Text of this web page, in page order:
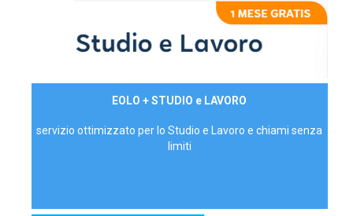
EOLO + STUDIO e LAVORO
servizio ottimizzato per lo Studio e Lavoro e chiami senza
limiti